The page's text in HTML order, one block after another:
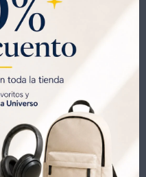
interesar